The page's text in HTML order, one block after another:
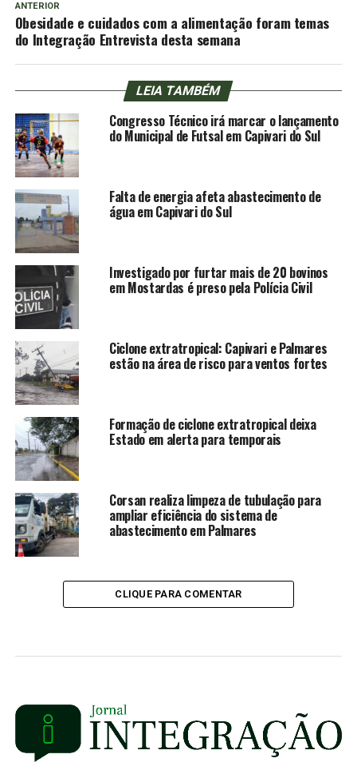
ANTERIOR
Obesidade e cuidados com a alimentação foram temas
do Integração Entrevista desta semana
LEIA TAMBÉM
Congresso Técnico irá marcar o lançamento
do Municipal de Futsal em Capivari do Sul
Falta de energia afeta abastecimento de
água em Capivari do Sul
Investigado por furtar mais de 20 bovinos
em Mostardas é preso pela Polícia Civil
Ciclone extratropical: Capivari e Palmares
estão na área de risco para ventos fortes
Formação de ciclone extratropical deixa
Estado em alerta para temporais
Corsan realiza limpeza de tubulação para
ampliar eficiência do sistema de
abastecimento em Palmares
CLIQUE PARA COMENTAR